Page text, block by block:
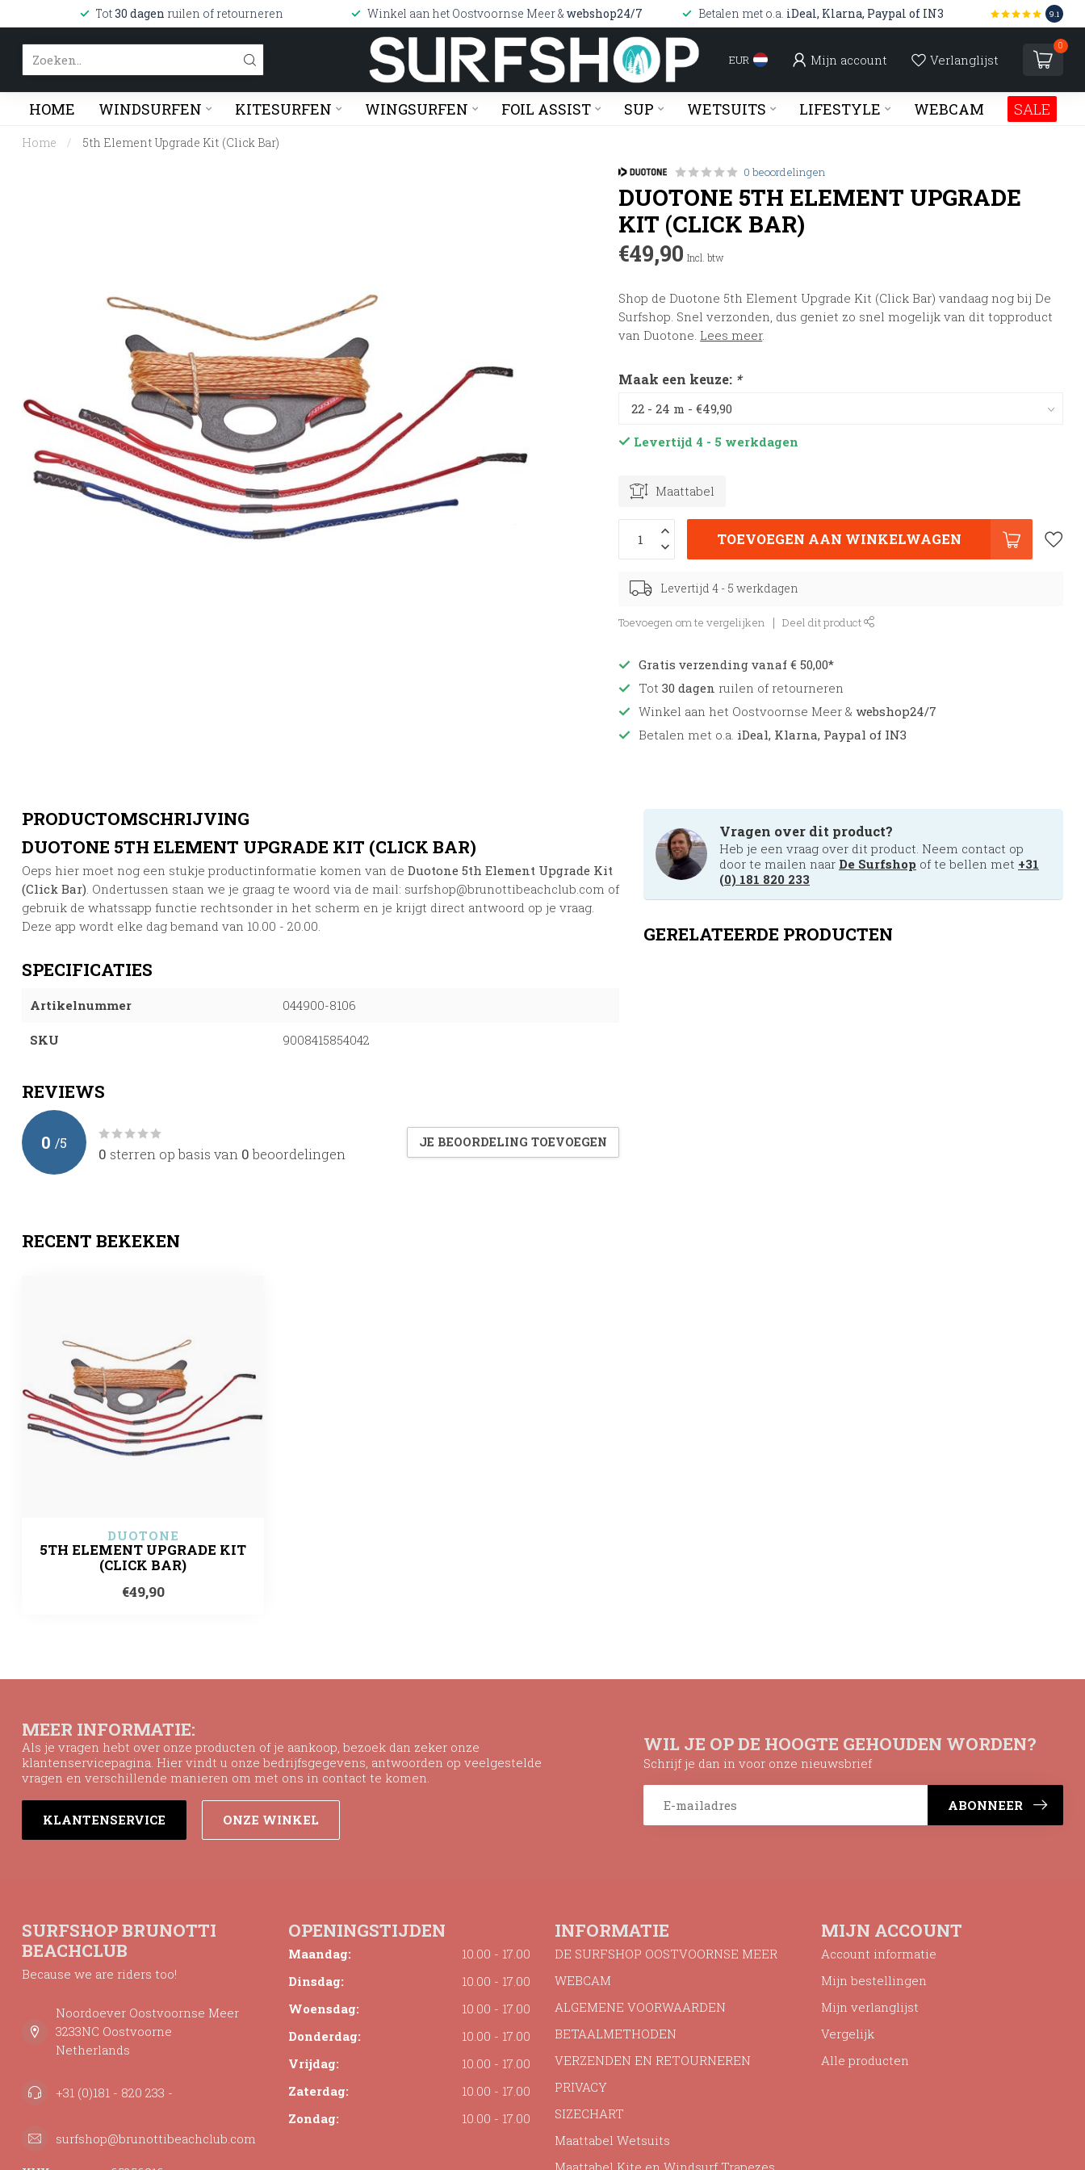
Tot30 dagen ruilen of retourneren Winkel aan het Oostvoornse Meer & webshop24/7 Betalen met o.a. iDeal, Klarna, Paypal of IN3 9.1
EUR Mijn account Verlanglijst
0
HOME WINDSURFEN KITESURFEN WINGSURFEN FOIL ASSIST SUP WETSUITS LIFESTYLE WEBCAM SALE
Home / 5th Element Upgrade Kit (Click Bar)
0 beoordelingen
DUOTONE 5TH ELEMENT UPGRADE
KIT (CLICK BAR)
€49,90 Incl. btw
Shop de Duotone 5th Element Upgrade Kit (Click Bar) vandaag nog bij De
Surfshop. Snel verzonden, dus geniet zo snel mogelijk van dit topproduct
van Duotone. Lees meer.
Maak een keuze: *
Levertijd 4 - 5 werkdagen
Maattabel
TOEVOEGEN AAN WINKELWAGEN
Levertijd 4 - 5 werkdagen
Toevoegen om te vergelijken Deel dit product
Gratis verzending vanaf € 50,00*
Tot30 dagen ruilen of retourneren
Winkel aan het Oostvoornse Meer &webshop24/7
Betalen met o.a. iDeal, Klarna, Paypal of IN3
PRODUCTOMSCHRIJVING
DUOTONE 5TH ELEMENT UPGRADE KIT (CLICK BAR)
Oeps hier moet nog een stukje productinformatie komen van de Duotone 5th Element Upgrade Kit
(Click Bar). Ondertussen staan we je graag te woord via de mail: surfshop@brunottibeachclub.com of
gebruik de whatssapp functie rechtsonder in het scherm en je krijgt direct antwoord op je vraag.
Deze app wordt elke dag bemand van 10.00 - 20.00.
SPECIFICATIES
Artikelnummer 044900-8106
SKU 9008415854042
REVIEWS
0 /5
0 sterren op basis van 0beoordelingen
JE BEOORDELING TOEVOEGEN
Vragen over dit product?
Heb je een vraag over dit product. Neem contact op
door te mailen naar De Surfshop of te bellen met +31
(0) 181 820 233
GERELATEERDE PRODUCTEN
RECENT BEKEKEN
DUOTONE
5TH ELEMENT UPGRADE KIT
(CLICK BAR)
€49,90
MEER INFORMATIE:
Als je vragen hebt over onze producten of je aankoop, bezoek dan zeker onze
klantenservicepagina. Hier vindt u onze bedrijfsgegevens, antwoorden op veelgestelde
vragen en verschillende manieren om met ons in contact te komen.
KLANTENSERVICE ONZE WINKEL
WIL JE OP DE HOOGTE GEHOUDEN WORDEN?
Schrijf je dan in voor onze nieuwsbrief
ABONNEER
SURFSHOP BRUNOTTI
BEACHCLUB
Because we are riders too!
Noordoever Oostvoornse Meer
3233NC Oostvoorne
Netherlands
+31 (0)181 - 820 233 -
surfshop@brunottibeachclub.com
OPENINGSTIJDEN
Maandag:
10.00 - 17.00
Dinsdag:
10.00 - 17.00
Woensdag:
10.00 - 17.00
Donderdag:
10.00 - 17.00
Vrijdag:
10.00 - 17.00
Zaterdag:
10.00 - 17.00
Zondag:
10.00 - 17.00
INFORMATIE
DE SURFSHOP OOSTVOORNSE MEER
WEBCAM
ALGEMENE VOORWAARDEN
BETAALMETHODEN
VERZENDEN EN RETOURNEREN
PRIVACY
SIZECHART
Maattabel Wetsuits
Maattabel Kite en Windsurf Trapezes
MIJN ACCOUNT
Account informatie
Mijn bestellingen
Mijn verlanglijst
Vergelijk
Alle producten